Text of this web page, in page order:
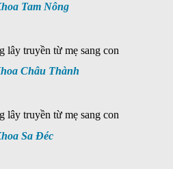
Tam Nông
lây truyền từ mẹ sang con
Châu Thành
lây truyền từ mẹ sang con
Sa Đéc